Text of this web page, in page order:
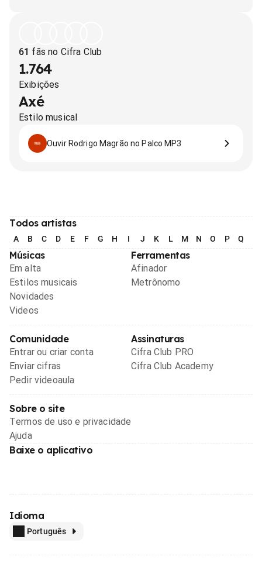
61 fãs no Cifra Club
1.764
Exibições
Axé
Estilo musical
Ouvir Rodrigo Magrão no Palco MP3
Todos artistas
A B C D E F G H I J K L M N O P Q
Músicas
Em alta
Estilos musicais
Novidades
Videos
Ferramentas
Afinador
Metrônomo
Comunidade
Entrar ou criar conta
Enviar cifras
Pedir videoaula
Assinaturas
Cifra Club PRO
Cifra Club Academy
Sobre o site
Termos de uso e privacidade
Ajuda
Baixe o aplicativo
Idioma
Português